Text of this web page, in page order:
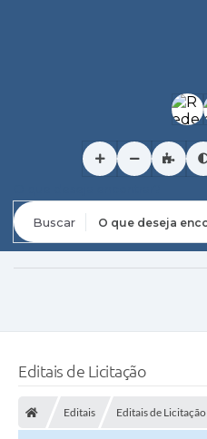
Editais de Licitação
Editais Editais de Licitação